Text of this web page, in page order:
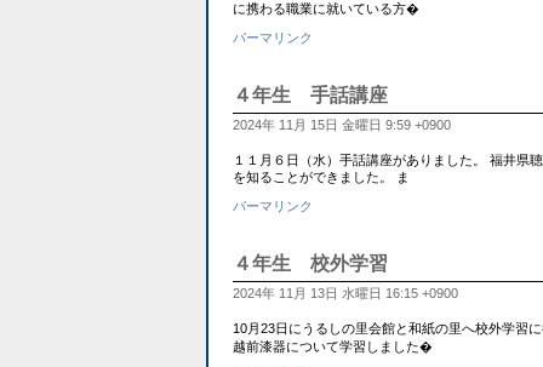
に携わる職業に就いている方�
パーマリンク
４年生 手話講座
2024年 11月 15日 金曜日 9:59 +0900
１１月６日（水）手話講座がありました。 福井県
を知ることができました。 ま
パーマリンク
４年生 校外学習
2024年 11月 13日 水曜日 16:15 +0900
10月23日にうるしの里会館と和紙の里へ校外学習
越前漆器について学習しました�